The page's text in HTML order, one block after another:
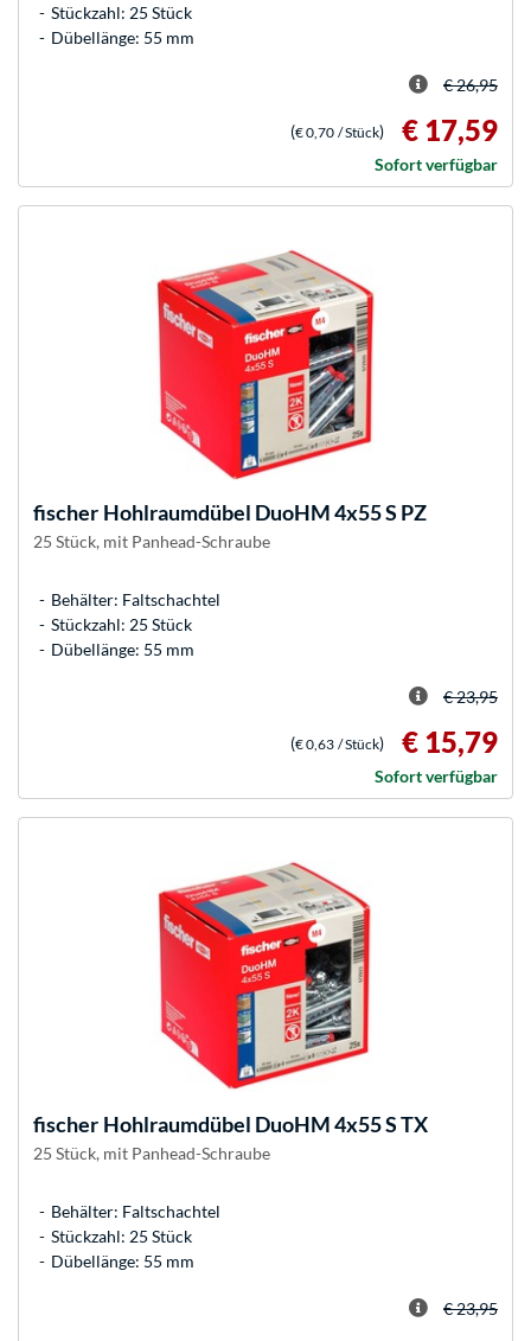
Stückzahl: 25 Stück
Dübellänge: 55 mm
€ 26,95
(€ 0,70 / Stück) € 17,59
Sofort verfügbar
fischer Hohlraumdübel DuoHM 4x55 S PZ
25 Stück, mit Panhead-Schraube
Behälter: Faltschachtel
Stückzahl: 25 Stück
Dübellänge: 55 mm
€ 23,95
(€ 0,63 / Stück) € 15,79
Sofort verfügbar
fischer Hohlraumdübel DuoHM 4x55 S TX
25 Stück, mit Panhead-Schraube
Behälter: Faltschachtel
Stückzahl: 25 Stück
Dübellänge: 55 mm
€ 23,95